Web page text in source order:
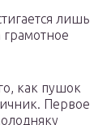
лишь
как пушок
Первое